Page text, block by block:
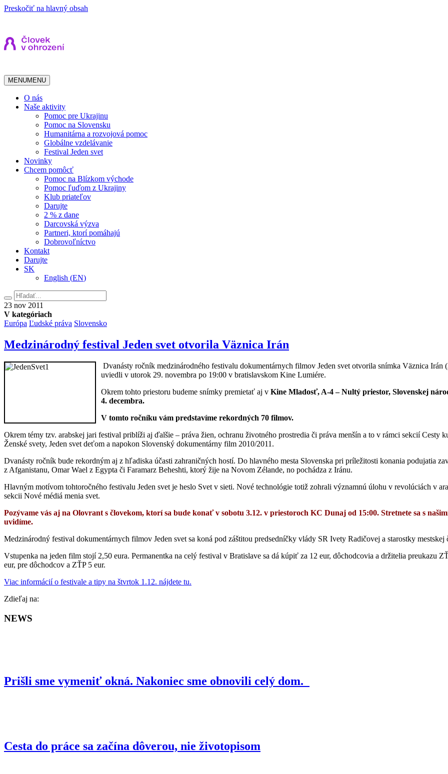
Preskočiť na hlavný obsah
MENUMENU
O nás
Naše aktivity
Pomoc pre Ukrajinu
Pomoc na Slovensku
Humanitárna a rozvojová pomoc
Globálne vzdelávanie
Festival Jeden svet
Novinky
Chcem pomôcť
Pomoc na Blízkom východe
Pomoc ľuďom z Ukrajiny
Klub priateľov
Darujte
2 % z dane
Darcovská výzva
Partneri, ktorí pomáhajú
Dobrovoľníctvo
Kontakt
Darujte
SK
English (EN)
Hľadať
23 nov 2011
novembra
2011
V kategóriach
Európa Ľudské práva Slovensko
Medzinárodný festival Jeden svet otvorila Väznica Irán
Dvanásty ročník medzinárodného festivalu dokumentárnych filmov Jeden svet otvorila snímka Väznica
uviedli v utorok 29. novembra po 19:00 v bratislavskom Kine Lumiére.
Okrem tohto priestoru budeme snímky premietať aj v Kine Mladosť, A-4 – Nultý priestor, Slovenskej
4. decembra.
V tomto ročníku vám predstavíme rekordných 70 filmov.
Okrem témy tzv. arabskej jari festival priblíži aj ďalšie – práva žien, ochranu životného prostredia či práva menšín a to v rámci sekcií Cesty
Ženské svety, Jeden svet deťom a napokon Slovenský dokumentárny film 2010/2011.
Dvanásty ročník bude rekordným aj z hľadiska účasti zahraničných hostí. Do hlavného mesta Slovenska pri príležitosti konania podujatia
z Afganistanu, Omar Wael z Egypta či Faramarz Beheshti, ktorý žije na Novom Zélande, no pochádza z Iránu.
Hlavným motívom tohtoročného festivalu Jeden svet je heslo Svet v sieti. Nové technológie totiž zohrali významnú úlohu v revolúciách v
sekcii Nové médiá menia svet.
Pozývame vás aj na Olovrant s človekom, ktorí sa bude konať v sobotu 3.12. v priestoroch KC Dunaj od 15:00. Stretnete sa s
uvidíme.
Medzinárodný festival dokumentárnych filmov Jeden svet sa koná pod záštitou predsedníčky vlády SR Ivety Radičovej a starostky
Vstupenka na jeden film stojí 2,50 eura. Permanentka na celý festival v Bratislave sa dá kúpiť za 12 eur, dôchodcovia a držitelia preukazu
eur, pre dôchodcov a ZŤP 5 eur.
Viac informácií o festivale a tipy na štvrtok 1.12. nájdete tu.
Zdieľaj na:
NEWS
Prišli sme vymeniť okná. Nakoniec sme obnovili celý dom.
Cesta do práce sa začína dôverou, nie životopisom